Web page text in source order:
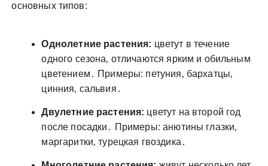
основных типов:
Однолетние растения: цветут в течение
одного сезона‚ отличаются ярким и обильным
цветением․ Примеры: петуния‚ бархатцы‚
цинния‚ сальвия․
Двулетние растения: цветут на второй год
после посадки․ Примеры: анютины глазки‚
маргаритки‚ турецкая гвоздика․